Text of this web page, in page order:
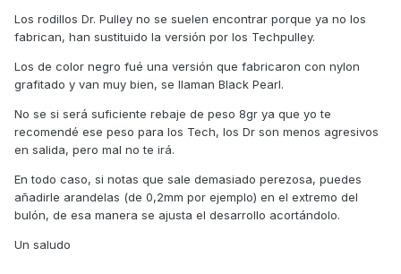
Los rodillos Dr. Pulley no se suelen encontrar porque ya no los
fabrican, han sustituido la versión por los Techpulley.
Los de color negro fué una versión que fabricaron con nylon
grafitado y van muy bien, se llaman Black Pearl.
No se si será suficiente rebaje de peso 8gr ya que yo te
recomendé ese peso para los Tech, los Dr son menos agresivos
en salida, pero mal no te irá.
En todo caso, si notas que sale demasiado perezosa, puedes
añadirle arandelas (de 0,2mm por ejemplo) en el extremo del
bulón, de esa manera se ajusta el desarrollo acortándolo.
Un saludo